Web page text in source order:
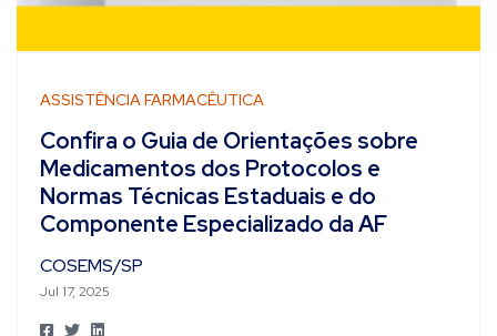
ASSISTÊNCIA FARMACÊUTICA
Confira o Guia de Orientações sobre
Medicamentos dos Protocolos e
Normas Técnicas Estaduais e do
Componente Especializado da AF
COSEMS/SP
Jul 17, 2025